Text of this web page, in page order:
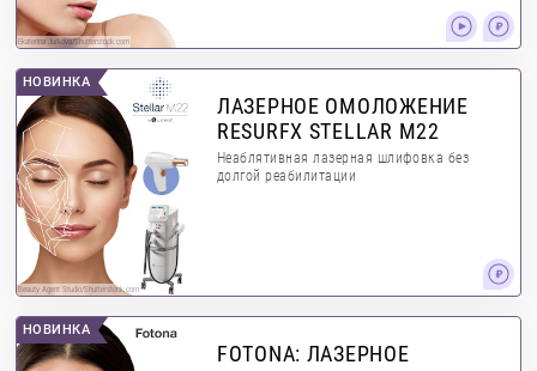
Ekaterina Jurkova/Shutterstock.com
НОВИНКА
Beauty Agent Studio/Shutterstock.com
ЛАЗЕРНОЕ ОМОЛОЖЕНИЕ
RESURFX STELLAR M22
Неаблятивная лазерная шлифовка без
долгой реабилитации
НОВИНКА
FOTONA: ЛАЗЕРНОЕ